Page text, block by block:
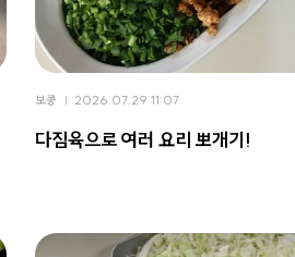
보콩 2026.07.29 11:07
다짐육으로 여러 요리 뽀개기!